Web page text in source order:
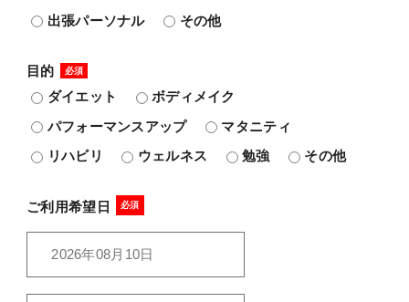
出張パーソナル その他
目的
ダイエット
ボディメイク
パフォーマンスアップ マタニティ
リハビリ ウェルネス 勉強 その他
ご利用希望日